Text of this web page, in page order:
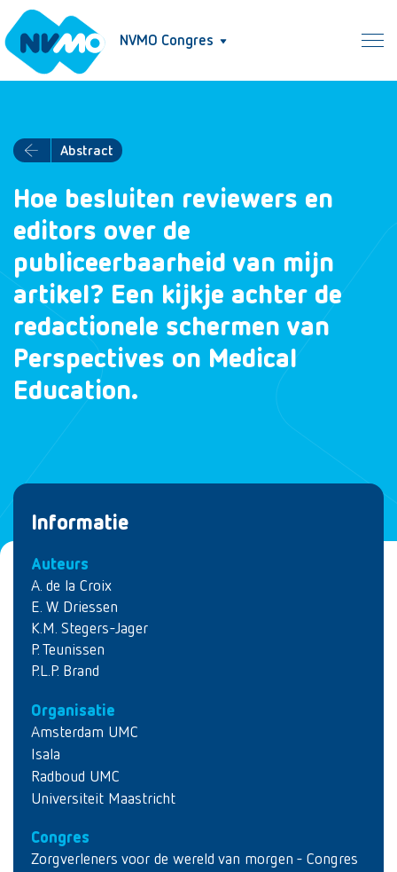
NVMO Congres
Abstract
Hoe besluiten reviewers en
editors over de
publiceerbaarheid van mijn
artikel? Een kijkje achter de
redactionele schermen van
Perspectives on Medical
Education.
Informatie
Auteurs
A. de la Croix
E. W. Driessen
K.M. Stegers-Jager
P. Teunissen
P.L.P. Brand
Organisatie
Amsterdam UMC
Isala
Radboud UMC
Universiteit Maastricht
Congres
Zorgverleners voor de wereld van morgen - Congres